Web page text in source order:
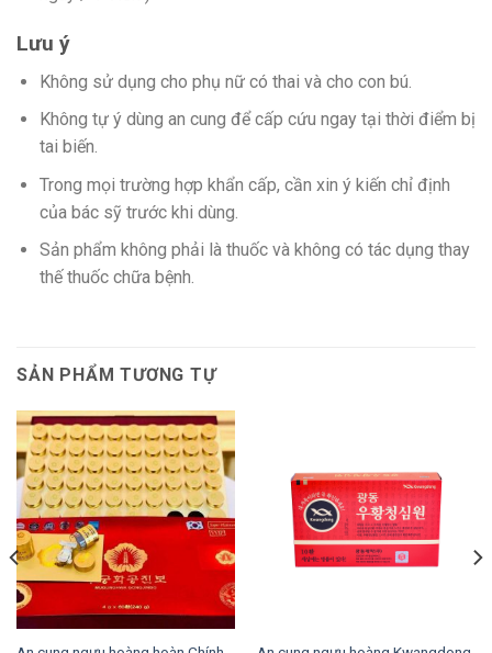
Lưu ý
Không sử dụng cho phụ nữ có thai và cho con bú.
Không tự ý dùng an cung để cấp cứu ngay tại thời điểm bị
tai biến.
Trong mọi trường hợp khẩn cấp, cần xin ý kiến chỉ định
của bác sỹ trước khi dùng.
Sản phẩm không phải là thuốc và không có tác dụng thay
thế thuốc chữa bệnh.
SẢN PHẨM TƯƠNG TỰ